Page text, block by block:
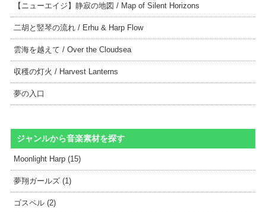
【ニューエイジ】静寂の地図 / Map of Silent Horizons
二胡と竪琴の流れ / Erhu & Harp Flow
雲海を越えて / Over the Cloudsea
収穫の灯火 / Harvest Lanterns
夢の入口
ジャンルから音楽素材を探す
Moonlight Harp (15)
夢翔ガールズ (1)
ゴスペル (2)